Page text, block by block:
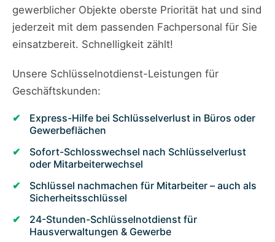
gewerblicher Objekte oberste Priorität hat und sind
jederzeit mit dem passenden Fachpersonal für Sie
einsatzbereit. Schnelligkeit zählt!
Unsere Schlüsselnotdienst-Leistungen für
Geschäftskunden:
Express-Hilfe bei Schlüsselverlust in Büros oder
Gewerbeflächen
Sofort-Schlosswechsel nach Schlüsselverlust
oder Mitarbeiterwechsel
Schlüssel nachmachen für Mitarbeiter – auch als
Sicherheitsschlüssel
24-Stunden-Schlüsselnotdienst für
Hausverwaltungen & Gewerbe